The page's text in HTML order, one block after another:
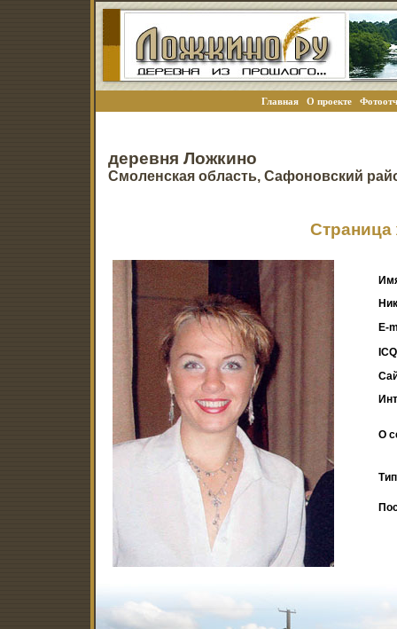
Главная О проекте
деревня Ложкино
Смоленская область, Сафоновский
Страница
E-
О